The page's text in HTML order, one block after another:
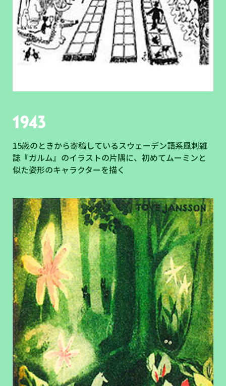
1943
15歳のときから寄稿しているスウェーデン語系風刺雑
誌『ガルム』のイラストの片隅に、初めてムーミンと
似た姿形のキャラクターを描く